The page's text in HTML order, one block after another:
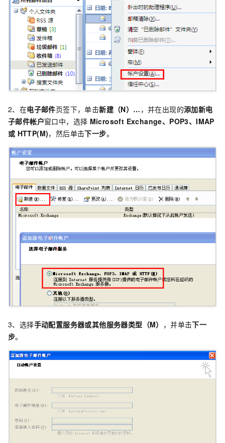
2、在电子邮件页签下，单击新建（N）… ，并在出现的添加新电
子邮件帐户窗口中，选择 Microsoft Exchange、POP3、IMAP
或 HTTP(M)，然后单击下一步。
3、选择手动配置服务器或其他服务器类型（M） ，并单击下一
步。